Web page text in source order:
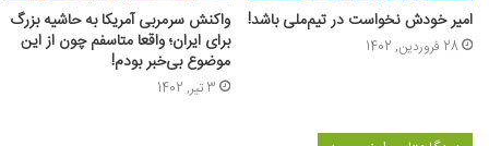
امیر خودش نخواست در تیم‌ملی باشد!
28 فروردین, 1402
واکنش سرمربی آمریکا به حاشیه بزرگ
برای ایران؛ واقعا متاسفم چون از این
موضوع بی‌خبر بودم!
3 تیر, 1402